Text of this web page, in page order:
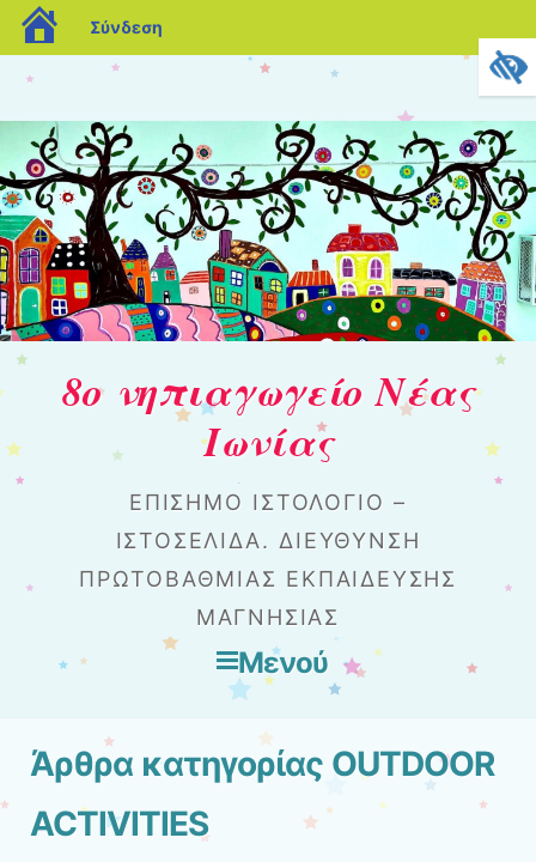
blogs.sch.gr
Σύνδεση
8ο νηπιαγωγείο Νέας
Ιωνίας
ΕΠΊΣΗΜΟ ΙΣΤΟΛΌΓΙΟ –
ΙΣΤΟΣΕΛΊΔΑ. ΔΙΕΎΘΥΝΣΗ
ΠΡΩΤΟΒΆΘΜΙΑΣ ΕΚΠΑΊΔΕΥΣΗΣ
ΜΑΓΝΗΣΊΑΣ
Μενού
Άρθρα κατηγορίας OUTDOOR
ACTIVITIES